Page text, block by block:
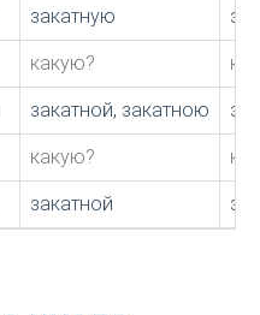
закатную
какую?
закатной, закатною
какую?
закатной